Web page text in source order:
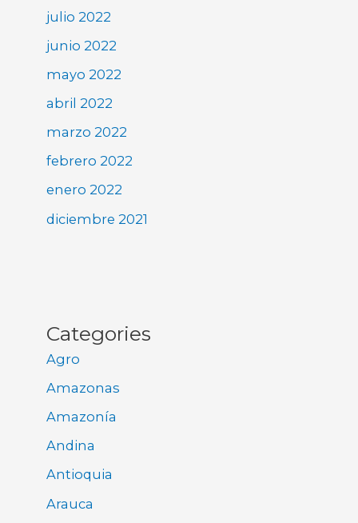
julio 2022
junio 2022
mayo 2022
abril 2022
marzo 2022
febrero 2022
enero 2022
diciembre 2021
Categories
Agro
Amazonas
Amazonía
Andina
Antioquia
Arauca